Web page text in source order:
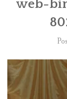
HARRY POTTER
LES ACTEURS
J.K. ROWLING
PRODUITS
web-